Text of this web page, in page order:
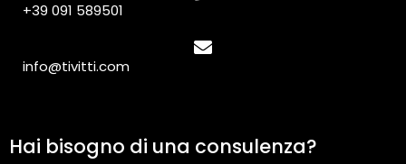
+39 091 589501
info@tivitti.com
Hai bisogno di una consulenza?